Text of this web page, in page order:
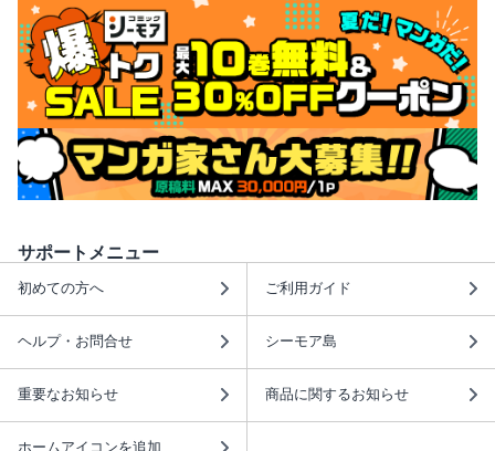
サポートメニュー
初めての方へ ご利用ガイド
ヘルプ・お問合せ シーモア島
重要なお知らせ 商品に関するお知らせ
ホームアイコンを追加